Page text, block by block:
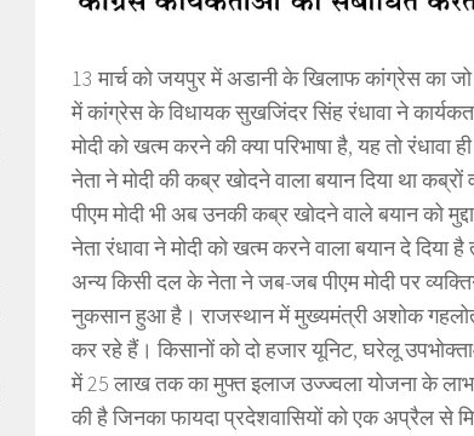
13 मार्च को जयपुर में अडानी के खिलाफ कांग्रेस का
में कांग्रेस के विधायक सुखजिंदर सिंह रंधावा ने
मोदी को खत्म करने की क्या परिभाषा है, यह तो
नेता ने मोदी की कब्र खोदने वाला बयान दिया था
पीएम मोदी भी अब उनकी कब्र खोदने वाले बयान को
नेता रंधावा ने मोदी को खत्म करने वाला बयान दे दिया
अन्य किसी दल के नेता ने जब-जब पीएम मोदी पर
नुकसान हुआ है। राजस्थान में मुख्यमंत्री अशोक
कर रहे हैं। किसानों को दो हजार यूनिट, घरेलू
में 25 लाख तक का मुफ्त इलाज उज्ज्वला योजना के
की है जिनका फायदा प्रदेशवासियों को एक अप्रैल से